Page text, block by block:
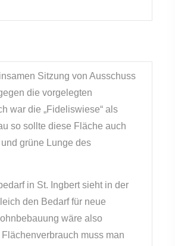
Sitzung von Ausschuss
die vorgelegten
war die „Fideliswiese“ als
so sollte diese Fläche auch
grüne Lunge des
in St. Ingbert sieht in der
den Bedarf für neue
wäre also
muss man